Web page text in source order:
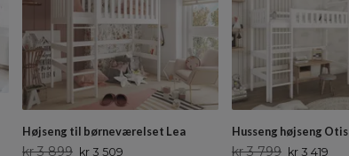
Højseng til børneværelset Lea
kr 3 899 kr 3 509
Husseng højseng Otis
kr 3 799 kr 3 419